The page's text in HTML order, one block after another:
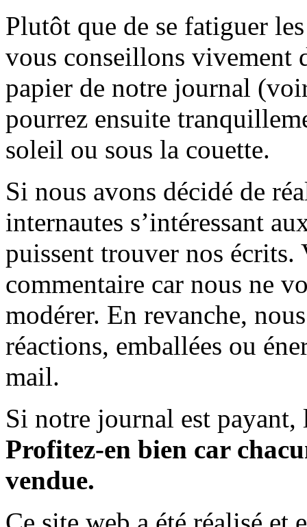
Plutôt que de se fatiguer
vous conseillons vivement
papier de notre journal
pourrez ensuite
soleil ou sous la couette.
Si nous avons décidé de
internautes s’intéressant
puissent trouver nos écrits.
commentaire car nous ne
modérer. En revanche,
réactions, emballées ou
mail.
Si notre journal est payant,
Profitez-en bien car
vendue.